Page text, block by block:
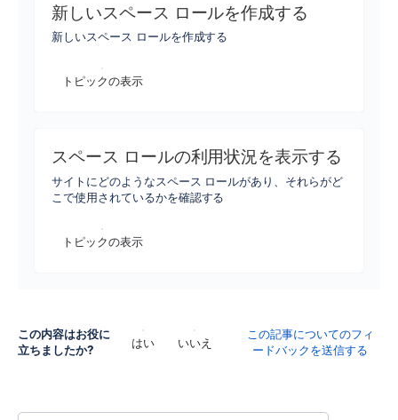
新しいスペース ロールを作成する
新しいスペース ロールを作成する
トピックの表示
スペース ロールの利用状況を表示する
サイトにどのようなスペース ロールがあり、それらがど
こで使用されているかを確認する
トピックの表示
この内容はお役に
立ちましたか?
はい いいえ
この記事についてのフィ
ードバックを送信する